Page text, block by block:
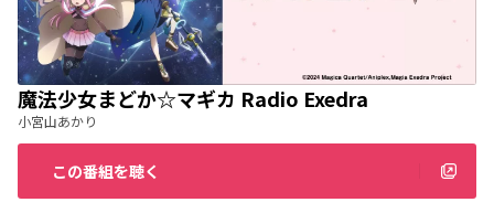
魔法少女まどか☆マギカ Radio Exedra
小宮山あかり
この番組を聴く